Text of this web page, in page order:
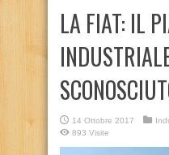
LA FIAT: IL
14 Ottobre 2017
893 Visite